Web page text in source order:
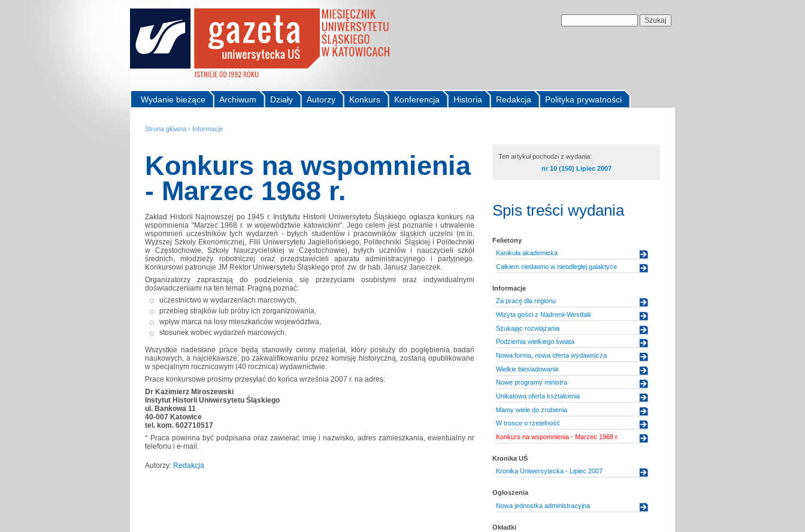
Polityka prywatności
Redakcja
Historia
Konferencja
Konkurs
Autorzy
Działy
Archiwum
Wydanie bieżące
Strona główna › Informacje
Konkurs na wspomnienia
- Marzec 1968 r.
Zakład Historii Najnowszej po 1945 r. Instytutu Historii Uniwersytetu Śląskiego ogłasza konkurs na
wspomnienia "Marzec 1968 r. w województwie katowickim". Jego celem jest poznanie i utrwalenie
wspomnień uczestników tych wydarzeń - byłych studentów i pracowników śląskich uczelni (m.in.
Wyższej Szkoły Ekonomicznej, Filii Uniwersytetu Jagiellońskiego, Politechniki Śląskiej i Politechniki
w Częstochowie, Szkoły Nauczycielskiej w Częstochowie), byłych uczniów i nauczycieli szkół
średnich, młodzieży robotniczej oraz przedstawicieli aparatu administracyjnego i partyjnego.
Konkursowi patronuje JM Rektor Uniwersytetu Śląskiego prof. zw. dr hab. Janusz Janeczek.
Organizatorzy zapraszają do podzielenia się przeżyciami osobistymi oraz indywidualnymi
doświadczeniami na ten temat. Pragną poznać:
uczestnictwo w wydarzeniach marcowych,
przebieg strajków lub próby ich zorganizowania,
wpływ marca na losy mieszkańców województwa,
stosunek wobec wydarzeń marcowych.
Wszystkie nadesłane prace będą stanowiły cenny materiał, który posłuży do pogłębienia badań
naukowych, a najciekawsze, po zakwalifikowaniu przez komisję historyczną, zostaną opublikowane
w specjalnym rocznicowym (40 rocznica) wydawnictwie.
Prace konkursowe prosimy przesyłać do końca września 2007 r. na adres:
Dr Kazimierz Miroszewski
Instytut Historii Uniwersytetu Śląskiego
ul. Bankowa 11
40-007 Katowice
tel. kom. 602710517
* Praca powinna być podpisana oraz zawierać imię i nazwisko, adres zamieszkania, ewentualny nr
telefonu i e-mail.
Autorzy: Redakcja
Ten artykuł pochodzi z wydania:
nr 10 (150) Lipiec 2007
Spis treści wydania
Felietony
Kanikuła akademicka
Całkiem niedawno w nieodległej galaktyce
Informacje
Za pracę dla regionu
Wizyta gości z Nadrenii-Westfalii
Szukając rozwiązania
Podziemia wielkiego świata
Nowa forma, nowa oferta wydawnicza
Wielkie biesiadowanie
Nowe programy ministra
Unikatowa oferta kształcenia
Mamy wiele do zrobienia
W trosce o rzetelność
Konkurs na wspomnienia - Marzec 1968 r.
Kronika UŚ
Kronika Uniwersytecka - Lipiec 2007
Ogłoszenia
Nowa jednostka administracyjna
Okładki